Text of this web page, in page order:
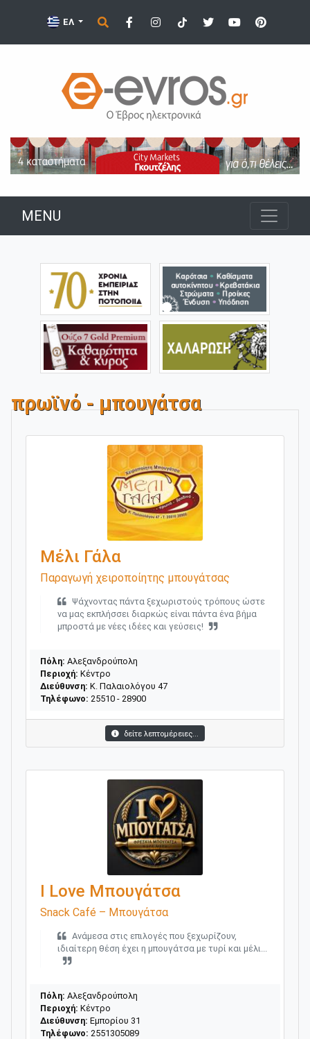
ΕΛ
MENU
πρωϊνό - μπουγάτσα
Μέλι Γάλα
Παραγωγή χειροποίητης μπουγάτσας
Ψάχνοντας πάντα ξεχωριστούς τρόπους ώστε
να μας εκπλήσσει διαρκώς είναι πάντα ένα βήμα
μπροστά με νέες ιδέες και γεύσεις!
Πόλη: Αλεξανδρούπολη
Περιοχή: Κέντρο
Διεύθυνση: Κ. Παλαιολόγου 47
Τηλέφωνο: 25510 - 28900
δείτε λεπτομέρειες...
I Love Μπουγάτσα
Snack Café – Μπουγάτσα
Ανάμεσα στις επιλογές που ξεχωρίζουν,
ιδιαίτερη θέση έχει η μπουγάτσα με τυρί και μέλι...
Πόλη: Αλεξανδρούπολη
Περιοχή: Κέντρο
Διεύθυνση: Εμπορίου 31
Τηλέφωνο: 2551305089